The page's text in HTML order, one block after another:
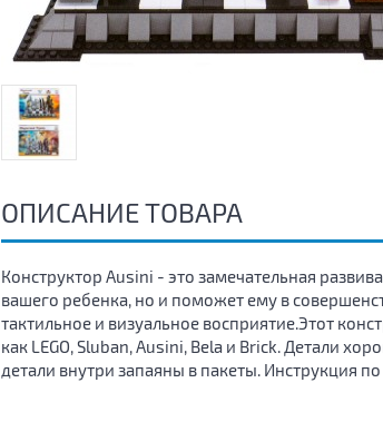
ОПИСАНИЕ ТОВАРА
Конструктор Ausini - это замечательная
вашего ребенка, но и поможет ему в
тактильное и визуальное восприятие.Этот
как LEGO, Sluban, Ausini, Bela и Brick. Детали
детали внутри запаяны в пакеты. Инструкция